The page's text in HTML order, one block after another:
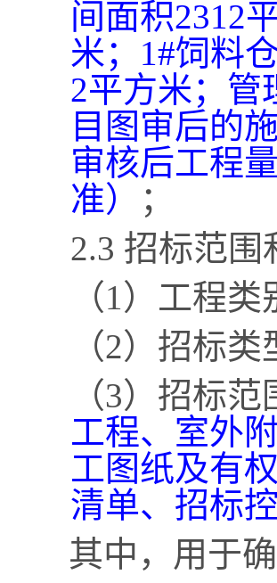
间面积2312
米；1#饲料
2平方米；管
目图审后的
审核后工程
准）
；
2.3 招标范围
（1）工程类
（2）招标类
（3）招标范
工程、室外
工图纸及有
清单、招标
其中，用于